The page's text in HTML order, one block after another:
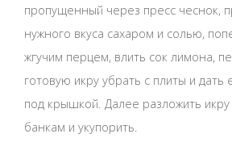
пропущенный через пресс чеснок,
нужного вкуса сахаром и солью,
жгучим перцем, влить сок лимона,
готовую икру убрать с плиты и дать
под крышкой. Далее разложить
банкам и укупорить.